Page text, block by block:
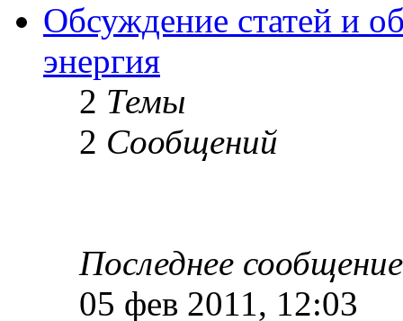
Обсуждение статей и
энергия
2 Темы
2 Сообщений
Последнее сообщение
05 фев 2011, 12:03